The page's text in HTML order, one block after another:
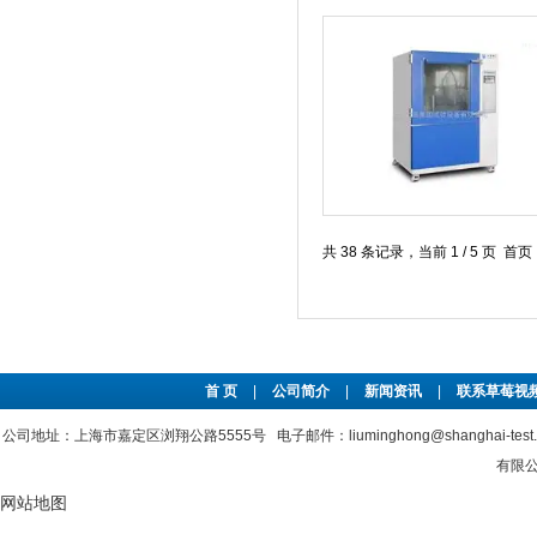
共 38 条记录，当前 1 / 5 页 首
首 页 公司简介 新闻资讯 联系草莓视
公司地址：上海市嘉定区浏翔公路5555号 电子邮件：liuminghong@shanghai-
有限公
网站地图